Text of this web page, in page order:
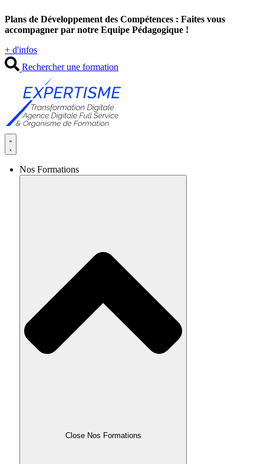
au
contenu
Plans de Développement des Compétences : Faites vous
accompagner par notre Equipe Pédagogique !
+ d'infos
Rechercher une formation
Nos Formations
Close Nos Formations